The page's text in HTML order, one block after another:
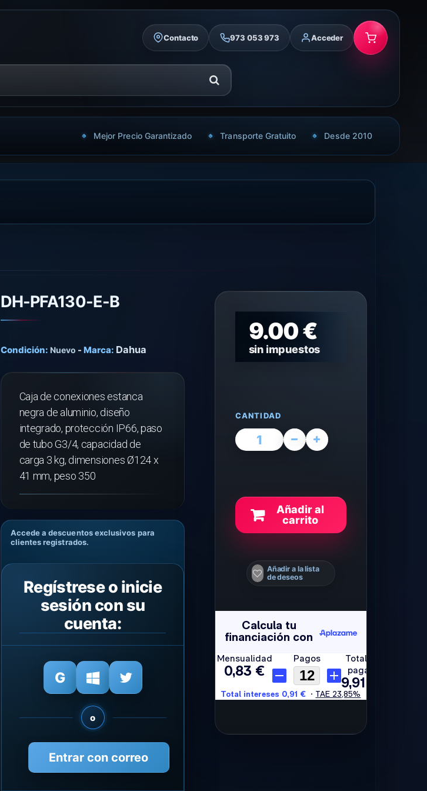
Contacto 973 053 973 Acceder
Mejor Precio Garantizado Transporte Gratuito Desde 2010
DH-PFA130-E-B
Condición: Nuevo - Marca: Dahua
Caja de conexiones estanca
negra de aluminio, diseño
integrado, protección IP66, paso
de tubo G3/4, capacidad de
carga 3 kg, dimensiones Ø124 x
41 mm, peso 350
Accede a descuentos exclusivos para
clientes registrados.
Regístrese o inicie
sesión con su
cuenta:
o
Entrar con correo
9.00 €
sin impuestos
CANTIDAD
Añadir al
carrito
Añadir a la lista
de deseos